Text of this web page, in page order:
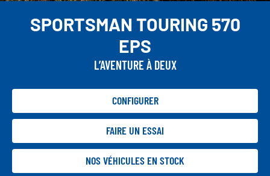
SPORTSMAN TOURING 570
EPS
L’AVENTURE À DEUX
CONFIGURER
FAIRE UN ESSAI
NOS VÉHICULES EN STOCK